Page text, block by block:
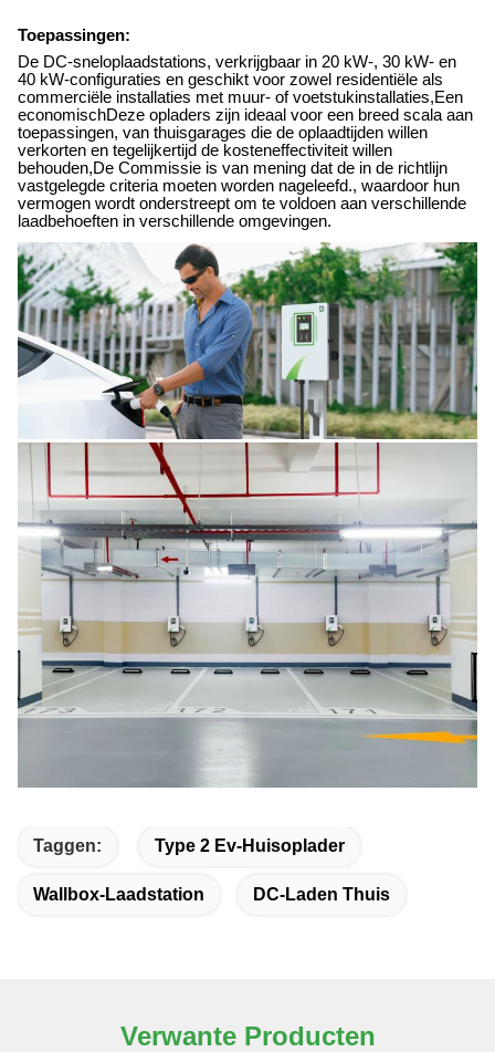
Toepassingen:
De DC-sneloplaadstations, verkrijgbaar in 20 kW-, 30 kW- en
40 kW-configuraties en geschikt voor zowel residentiële als
commerciële installaties met muur- of voetstukinstallaties,Een
economischDeze opladers zijn ideaal voor een breed scala aan
toepassingen, van thuisgarages die de oplaadtijden willen
verkorten en tegelijkertijd de kosteneffectiviteit willen
behouden,De Commissie is van mening dat de in de richtlijn
vastgelegde criteria moeten worden nageleefd., waardoor hun
vermogen wordt onderstreept om te voldoen aan verschillende
laadbehoeften in verschillende omgevingen.
Taggen: Type 2 Ev-Huisoplader
Wallbox-Laadstation DC-Laden Thuis
Verwante Producten